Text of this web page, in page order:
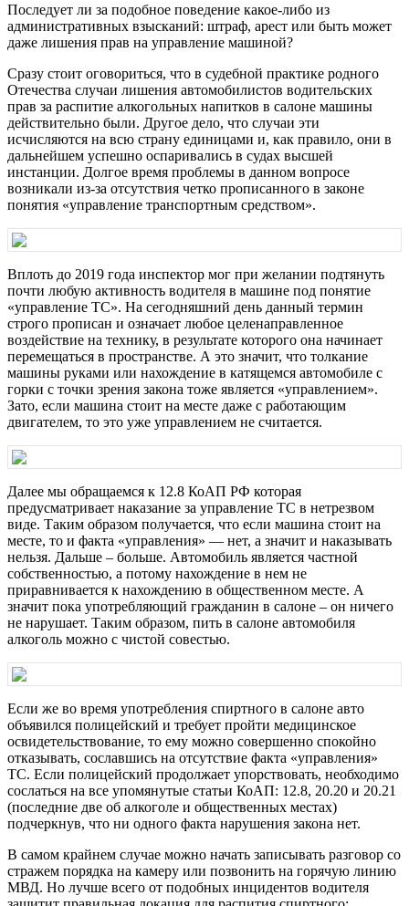
Последует ли за подобное поведение какое-либо из
административных взысканий: штраф, арест или быть может
даже лишения прав на управление машиной?
Сразу стоит оговориться, что в судебной практике родного
Отечества случаи лишения автомобилистов водительских
прав за распитие алкогольных напитков в салоне машины
действительно были. Другое дело, что случаи эти
исчисляются на всю страну единицами и, как правило, они в
дальнейшем успешно оспаривались в судах высшей
инстанции. Долгое время проблемы в данном вопросе
возникали из-за отсутствия четко прописанного в законе
понятия «управление транспортным средством».
Вплоть до 2019 года инспектор мог при желании подтянуть
почти любую активность водителя в машине под понятие
«управление ТС». На сегодняшний день данный термин
строго прописан и означает любое целенаправленное
воздействие на технику, в результате которого она начинает
перемещаться в пространстве. А это значит, что толкание
машины руками или нахождение в катящемся автомобиле с
горки с точки зрения закона тоже является «управлением».
Зато, если машина стоит на месте даже с работающим
двигателем, то это уже управлением не считается.
Далее мы обращаемся к 12.8 КоАП РФ которая
предусматривает наказание за управление ТС в нетрезвом
виде. Таким образом получается, что если машина стоит на
месте, то и факта «управления» — нет, а значит и наказывать
нельзя. Дальше – больше. Автомобиль является частной
собственностью, а потому нахождение в нем не
приравнивается к нахождению в общественном месте. А
значит пока употребляющий гражданин в салоне – он ничего
не нарушает. Таким образом, пить в салоне автомобиля
алкоголь можно с чистой совестью.
Если же во время употребления спиртного в салоне авто
объявился полицейский и требует пройти медицинское
освидетельствование, то ему можно совершенно спокойно
отказывать, сославшись на отсутствие факта «управления»
ТС. Если полицейский продолжает упорствовать, необходимо
сослаться на все упомянутые статьи КоАП: 12.8, 20.20 и 20.21
(последние две об алкоголе и общественных местах)
подчеркнув, что ни одного факта нарушения закона нет.
В самом крайнем случае можно начать записывать разговор со
стражем порядка на камеру или позвонить на горячую линию
МВД. Но лучше всего от подобных инцидентов водителя